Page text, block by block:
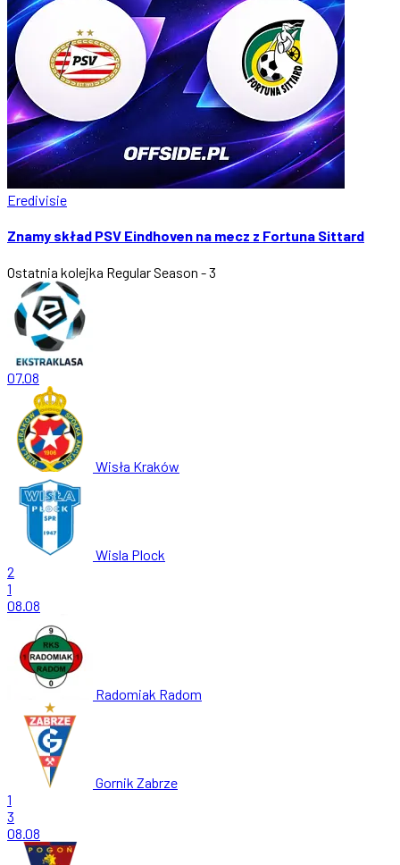
Eredivisie
Znamy skład PSV Eindhoven na mecz z Fortuna Sittard
Ostatnia kolejka Regular Season - 3
07.08
Wisła Kraków
Wisla Plock
2
1
08.08
Radomiak Radom
Gornik Zabrze
1
3
08.08